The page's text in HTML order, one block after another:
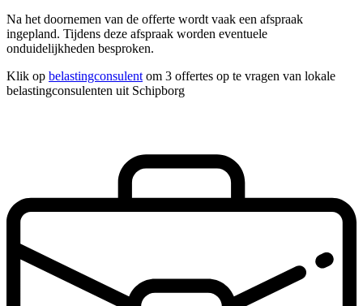
Na het doornemen van de offerte wordt vaak een afspraak
ingepland. Tijdens deze afspraak worden eventuele
onduidelijkheden besproken.
Klik op belastingconsulent om 3 offertes op te vragen van lokale
belastingconsulenten uit Schipborg